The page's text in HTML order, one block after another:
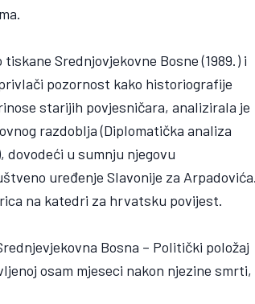
Srednjovjekovne Bosne (1989.) i
pozornost kako historiografije
starijih povjesničara, analizirala je
razdoblja (Diplomatička analiza
dovodeći u sumnju njegovu
uređenje Slavonije za
na katedri za hrvatsku povijest.
Bosna – Politički položaj
osam mjeseci nakon njezine smrti,